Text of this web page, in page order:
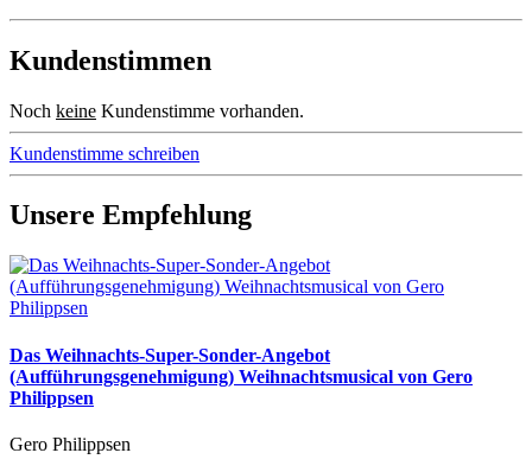
Kundenstimmen
Noch keine Kundenstimme vorhanden.
Kundenstimme schreiben
Unsere Empfehlung
Das Weihnachts-Super-Sonder-Angebot
(Aufführungsgenehmigung) Weihnachtsmusical von Gero
Philippsen
Gero Philippsen